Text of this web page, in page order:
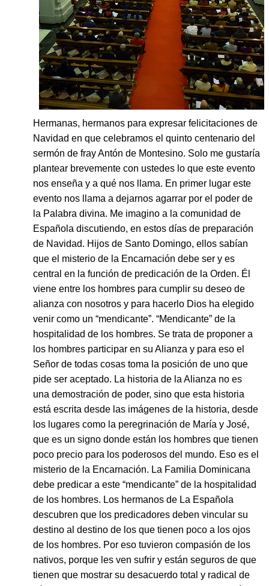
Hermanas, hermanos para expresar felicitaciones de
Navidad en que celebramos el quinto centenario del
sermón de fray Antón de Montesino. Solo me gustaría
plantear brevemente con ustedes lo que este evento
nos enseña y a qué nos llama. En primer lugar este
evento nos llama a dejarnos agarrar por el poder de
la Palabra divina. Me imagino a la comunidad de
Española discutiendo, en estos días de preparación
de Navidad. Hijos de Santo Domingo, ellos sabían
que el misterio de la Encarnación debe ser y es
central en la función de predicación de la Orden. Él
viene entre los hombres para cumplir su deseo de
alianza con nosotros y para hacerlo Dios ha elegido
venir como un “mendicante”. “Mendicante” de la
hospitalidad de los hombres. Se trata de proponer a
los hombres participar en su Alianza y para eso el
Señor de todas cosas toma la posición de uno que
pide ser aceptado. La historia de la Alianza no es
una demostración de poder, sino que esta historia
está escrita desde las imágenes de la historia, desde
los lugares como la peregrinación de María y José,
que es un signo donde están los hombres que tienen
poco precio para los poderosos del mundo. Eso es el
misterio de la Encarnación. La Familia Dominicana
debe predicar a este “mendicante” de la hospitalidad
de los hombres. Los hermanos de La Española
descubren que los predicadores deben vincular su
destino al destino de los que tienen poco a los ojos
de los hombres. Por eso tuvieron compasión de los
nativos, porque les ven sufrir y están seguros de que
tienen que mostrar su desacuerdo total y radical de